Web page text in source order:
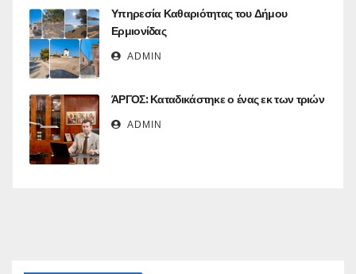
Υπηρεσία Καθαριότητας του Δήμου
Ερμιονίδας
ADMIN
ΆΡΓΟΣ: Καταδικάστηκε ο ένας εκ των τριών
ADMIN